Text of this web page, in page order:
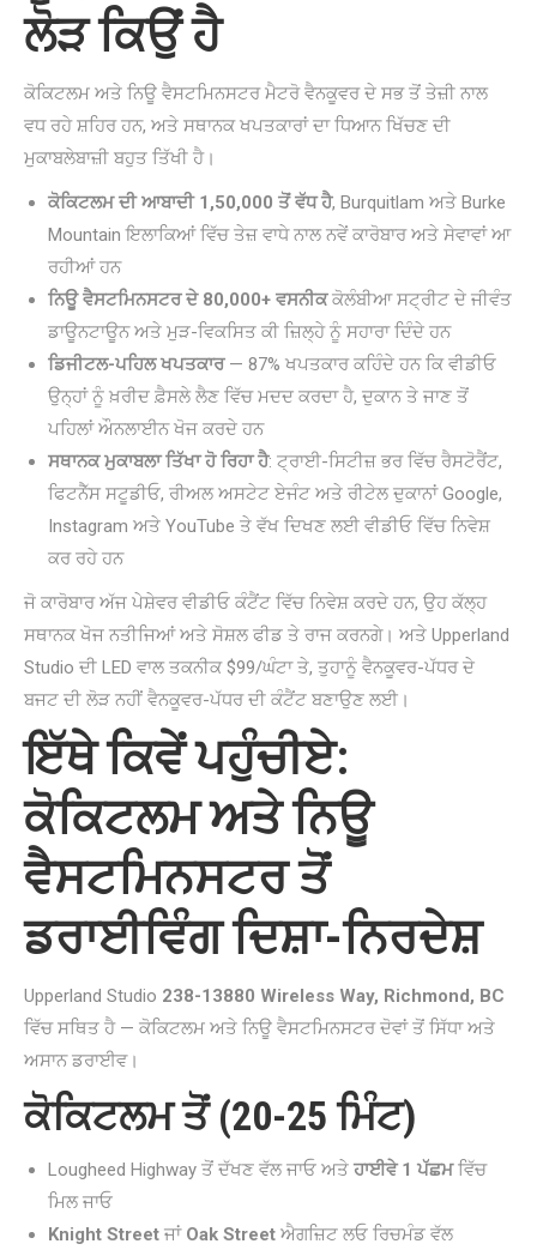
ਲੋੜ ਕਿਉਂ ਹੈ
ਕੋਕਿਟਲਮ ਅਤੇ ਨਿਊ ਵੈਸਟਮਿਨਸਟਰ ਮੈਟਰੋ ਵੈਨਕੂਵਰ ਦੇ ਸਭ ਤੋਂ ਤੇਜ਼ੀ ਨਾਲ
ਵਧ ਰਹੇ ਸ਼ਹਿਰ ਹਨ, ਅਤੇ ਸਥਾਨਕ ਖਪਤਕਾਰਾਂ ਦਾ ਧਿਆਨ ਖਿੱਚਣ ਦੀ
ਮੁਕਾਬਲੇਬਾਜ਼ੀ ਬਹੁਤ ਤਿੱਖੀ ਹੈ।
ਕੋਕਿਟਲਮ ਦੀ ਆਬਾਦੀ 1,50,000 ਤੋਂ ਵੱਧ ਹੈ, Burquitlam ਅਤੇ Burke
Mountain ਇਲਾਕਿਆਂ ਵਿੱਚ ਤੇਜ਼ ਵਾਧੇ ਨਾਲ ਨਵੇਂ ਕਾਰੋਬਾਰ ਅਤੇ ਸੇਵਾਵਾਂ ਆ
ਰਹੀਆਂ ਹਨ
ਨਿਊ ਵੈਸਟਮਿਨਸਟਰ ਦੇ 80,000+ ਵਸਨੀਕਕੋਲੰਬੀਆ ਸਟ੍ਰੀਟ ਦੇ ਜੀਵੰਤ
ਡਾਊਨਟਾਊਨ ਅਤੇ ਮੁੜ-ਵਿਕਸਿਤ ਕੀ ਜ਼ਿਲ੍ਹੇ ਨੂੰ ਸਹਾਰਾ ਦਿੰਦੇ ਹਨ
ਡਿਜੀਟਲ-ਪਹਿਲ ਖਪਤਕਾਰ— 87% ਖਪਤਕਾਰ ਕਹਿੰਦੇ ਹਨ ਕਿ ਵੀਡੀਓ
ਉਨ੍ਹਾਂ ਨੂੰ ਖ਼ਰੀਦ ਫ਼ੈਸਲੇ ਲੈਣ ਵਿੱਚ ਮਦਦ ਕਰਦਾ ਹੈ, ਦੁਕਾਨ ਤੇ ਜਾਣ ਤੋਂ
ਪਹਿਲਾਂ ਔਨਲਾਈਨ ਖੋਜ ਕਰਦੇ ਹਨ
ਸਥਾਨਕ ਮੁਕਾਬਲਾ ਤਿੱਖਾ ਹੋ ਰਿਹਾ ਹੈ: ਟ੍ਰਾਈ-ਸਿਟੀਜ਼ ਭਰ ਵਿੱਚ ਰੈਸਟੋਰੈਂਟ,
ਫਿਟਨੈੱਸ ਸਟੂਡੀਓ, ਰੀਅਲ ਅਸਟੇਟ ਏਜੰਟ ਅਤੇ ਰੀਟੇਲ ਦੁਕਾਨਾਂ Google,
Instagram ਅਤੇ YouTube ਤੇ ਵੱਖ ਦਿਖਣ ਲਈ ਵੀਡੀਓ ਵਿੱਚ ਨਿਵੇਸ਼
ਕਰ ਰਹੇ ਹਨ
ਜੋ ਕਾਰੋਬਾਰ ਅੱਜ ਪੇਸ਼ੇਵਰ ਵੀਡੀਓ ਕੰਟੈਂਟ ਵਿੱਚ ਨਿਵੇਸ਼ ਕਰਦੇ ਹਨ, ਉਹ ਕੱਲ੍ਹ
ਸਥਾਨਕ ਖੋਜ ਨਤੀਜਿਆਂ ਅਤੇ ਸੋਸ਼ਲ ਫੀਡ ਤੇ ਰਾਜ ਕਰਨਗੇ। ਅਤੇ Upperland
Studio ਦੀ LED ਵਾਲ ਤਕਨੀਕ $99/ਘੰਟਾ ਤੇ, ਤੁਹਾਨੂੰ ਵੈਨਕੂਵਰ-ਪੱਧਰ ਦੇ
ਬਜਟ ਦੀ ਲੋੜ ਨਹੀਂ ਵੈਨਕੂਵਰ-ਪੱਧਰ ਦੀ ਕੰਟੈਂਟ ਬਣਾਉਣ ਲਈ।
ਇੱਥੇ ਕਿਵੇਂ ਪਹੁੰਚੀਏ:
ਕੋਕਿਟਲਮ ਅਤੇ ਨਿਊ
ਵੈਸਟਮਿਨਸਟਰ ਤੋਂ
ਡਰਾਈਵਿੰਗ ਦਿਸ਼ਾ-ਨਿਰਦੇਸ਼
Upperland Studio 238-13880 Wireless Way, Richmond, BC
ਵਿੱਚ ਸਥਿਤ ਹੈ — ਕੋਕਿਟਲਮ ਅਤੇ ਨਿਊ ਵੈਸਟਮਿਨਸਟਰ ਦੋਵਾਂ ਤੋਂ ਸਿੱਧਾ ਅਤੇ
ਅਸਾਨ ਡਰਾਈਵ।
ਕੋਕਿਟਲਮ ਤੋਂ (20-25 ਮਿੰਟ)
Lougheed Highway ਤੋਂ ਦੱਖਣ ਵੱਲ ਜਾਓ ਅਤੇ ਹਾਈਵੇ 1 ਪੱਛਮਵਿੱਚ
ਮਿਲ ਜਾਓ
Knight Street ਜਾਂ Oak Street ਐਗਜ਼ਿਟ ਲਓ ਰਿਚਮੰਡ ਵੱਲ